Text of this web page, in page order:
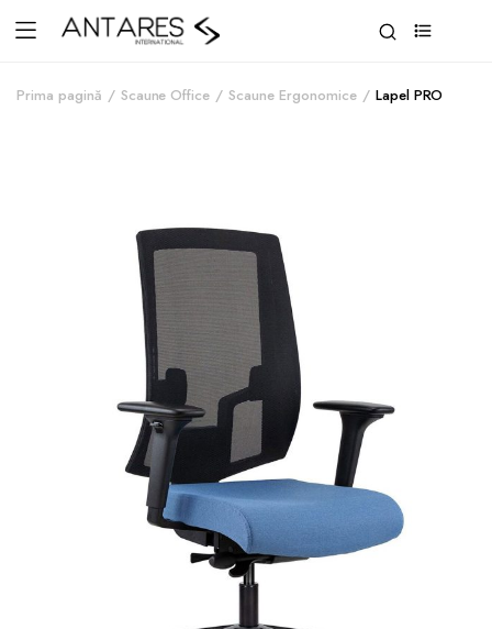
Prima pagină Scaune Office Scaune Ergonomice Lapel PRO